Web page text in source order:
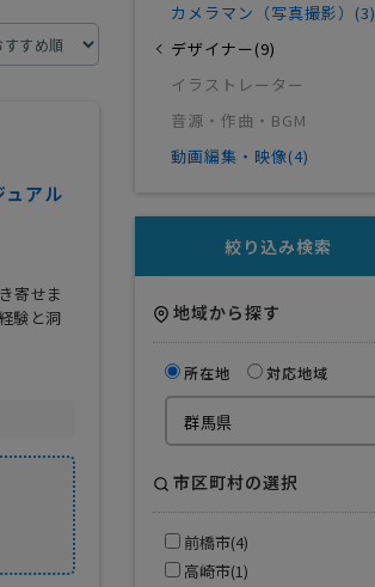
アル
寄せま
験と洞
カメラマン（写真撮影）(3)
デザイナー(9)
イラストレーター
音源・作曲・BGM
動画編集・映像(4)
絞り込み検索
地域から探す
所在地 対応地域
市区町村の選択
前橋市(4)
高崎市(1)